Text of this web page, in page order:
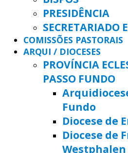
PRESIDÊNCIA
SECRETARIADO
COMISSÕES PASTORAIS
ARQUI / DIOCESES
PROVÍNCIA
PASSO FUNDO
Fundo
Diocese de
Diocese de
Westphalen